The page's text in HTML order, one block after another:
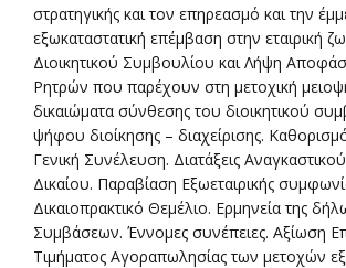
στρατηγικής και τον επηρεασμό και την
εξωκαταστατική επέμβαση στην εταιρική
Διοικητικού Συμβουλίου και Λήψη
Ρητρών που παρέχουν στη μετοχική
δικαιώματα σύνθεσης του διοικητικού
ψήφου διοίκησης – διαχείρισης.
Γενική Συνέλευση. Διατάξεις
Δικαίου. Παραβίαση Εξωεταιρικής
Δικαιοπρακτικό Θεμέλιο. Ερμηνεία της
Συμβάσεων. Έννομες συνέπειες. Αξίωση
Τιμήματος Αγοραπωλησίας των μετοχών